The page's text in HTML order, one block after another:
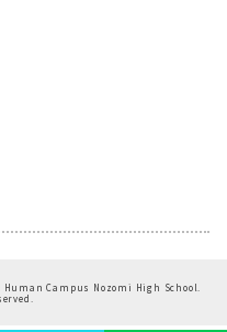
Human Campus Nozomi High School.